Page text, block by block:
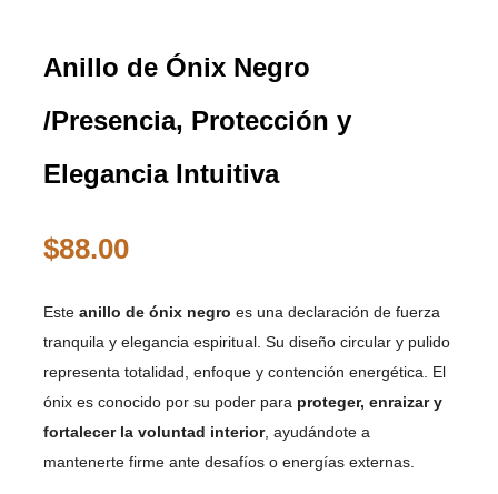
Anillo de Ónix Negro
/Presencia, Protección y
Elegancia Intuitiva
$88.00
Este anillo de ónix negro es una declaración de fuerza
tranquila y elegancia espiritual. Su diseño circular y pulido
representa totalidad, enfoque y contención energética. El
ónix es conocido por su poder para proteger, enraizar y
fortalecer la voluntad interior, ayudándote a
mantenerte firme ante desafíos o energías externas.